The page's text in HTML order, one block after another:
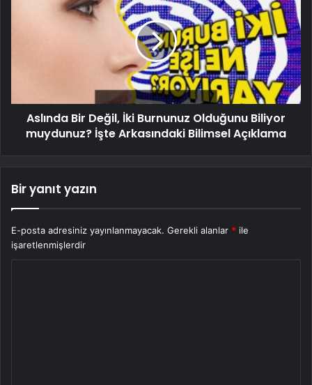
Aslında Bir Değil, İki Burnunuz Olduğunu Biliyor
muydunuz? İşte Arkasındaki Bilimsel Açıklama
Bir yanıt yazın
E-posta adresiniz yayınlanmayacak. Gerekli alanlar * ile
işaretlenmişlerdir